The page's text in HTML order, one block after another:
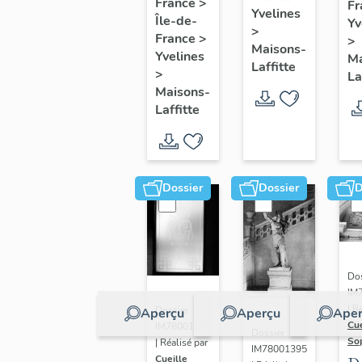
Île-de-
France >
Yvelines
>
Maisons-
Laffitte
marines
Yvelines
>
Maisons-
Laffitte
>
Dossier
Aperçu
Dossier
| Réalisé par
Cueille
Dossier
Aperçu
IM78001395
|